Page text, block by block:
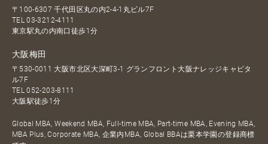
〒100-6307 千代田区丸の内2-4-1丸ビル7F
TEL03-3212-4111
東京駅丸の内南口徒歩1分
大阪梅田
〒530-0011 大阪市北区大深町3-1 グランフロント大阪ナレッジキャピタ
ル7F
TEL052-203-8111
大阪駅徒歩1分
Global MBA, Weekend MBA, Full-time MBA, Part-time MBA, Evening MBA,
MBA Plus, Corporate MBA, 企業内MBA, Global BBAは栗本学園の登録商標